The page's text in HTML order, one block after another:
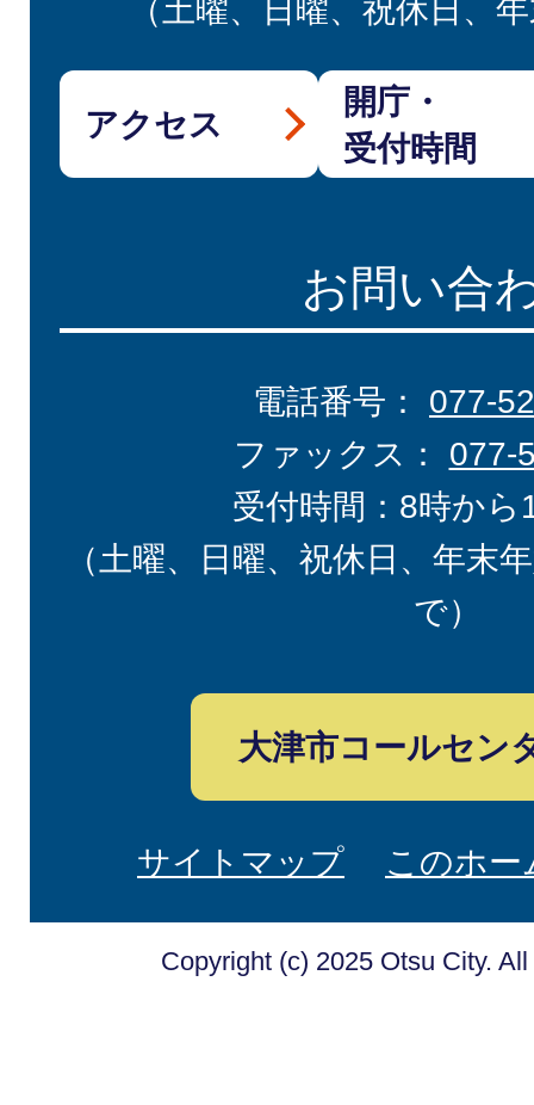
（土曜、日曜、祝休日、
アクセス
開庁・
受付時間
お問い合
電話番号： 077-
ファックス： 077-
受付時間：8時から
（土曜、日曜、祝休日、年末
で）
大津市コールセン
サイトマップ このホ
Copyright (c) 2025 Otsu City.